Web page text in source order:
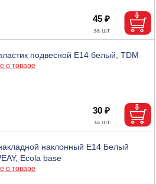
45 ₽
подвесной Е14 белый, TDM
о товаре
30 ₽
наклонный E14 Белый
Ecola base
о товаре